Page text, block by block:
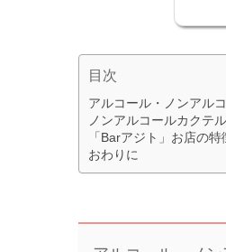
目次
アルコール・ノンアル
ノンアルコールカクテ
「Barアジト」お店の
おわりに